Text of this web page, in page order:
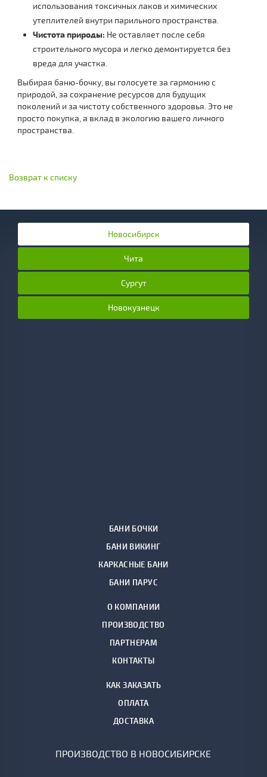
использования токсичных лаков и химических
утеплителей внутри парильного пространства.
Чистота природы: Не оставляет после себя
строительного мусора и легко демонтируется без
вреда для участка.
Выбирая баню-бочку, вы голосуете за гармонию с
природой, за сохранение ресурсов для будущих
поколений и за чистоту собственного здоровья. Это не
просто покупка, а вклад в экологию вашего личного
пространства.
Возврат к списку
Новосибирск
Чита
Сургут
Новокузнецк
БАНИ БОЧКИ
БАНИ ВИКИНГ
КАРКАСНЫЕ БАНИ
БАНИ ПАРУС
О КОМПАНИИ
ПРОИЗВОДСТВО
ПАРТНЕРАМ
КОНТАКТЫ
КАК ЗАКАЗАТЬ
ОПЛАТА
ДОСТАВКА
ПРОИЗВОДСТВО В НОВОСИБИРСКЕ